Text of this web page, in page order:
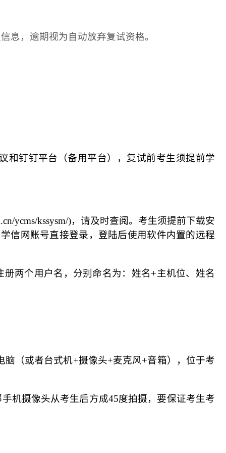
息，逾期视为自动放弃复试资格。
和钉钉平台（备用平台），复试前考生须提前学
ycms/kssysm/)，请及时查阅。考生须提前下载安
学信网账号直接登录，登陆后使用软件内置的远程
两个用户名，分别命名为：姓名+主机位、姓名
（或者台式机+摄像头+麦克风+音箱），位于考
机摄像头从考生后方成45度拍摄，要保证考生考